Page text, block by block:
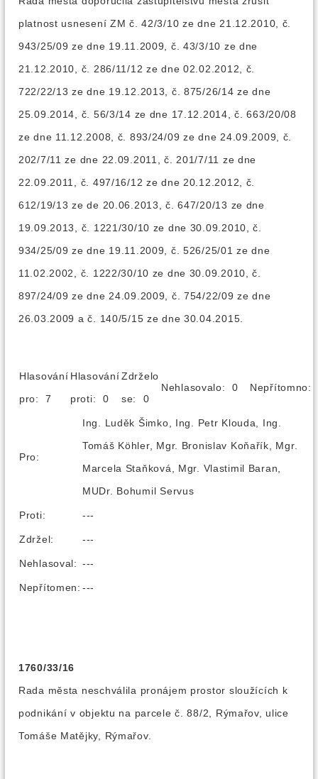
platnost usnesení ZM č. 42/3/10 ze dne 21.12.2010, č.
943/25/09 ze dne 19.11.2009, č. 43/3/10 ze dne
21.12.2010, č. 286/11/12 ze dne 02.02.2012, č.
722/22/13 ze dne 19.12.2013, č. 875/26/14 ze dne
25.09.2014, č. 56/3/14 ze dne 17.12.2014, č. 663/20/08
ze dne 11.12.2008, č. 893/24/09 ze dne 24.09.2009, č.
202/7/11 ze dne 22.09.2011, č. 201/7/11 ze dne
22.09.2011, č. 497/16/12 ze dne 20.12.2012, č.
612/19/13 ze de 20.06.2013, č. 647/20/13 ze dne
19.09.2013, č. 1221/30/10 ze dne 30.09.2010, č.
934/25/09 ze dne 19.11.2009, č. 526/25/01 ze dne
11.02.2002, č. 1222/30/10 ze dne 30.09.2010, č.
897/24/09 ze dne 24.09.2009, č. 754/22/09 ze dne
26.03.2009 a č. 140/5/15 ze dne 30.04.2015.
Hlasování
pro: 7
Hlasování
proti: 0
Zdrželo
se: 0
Nehlasovalo: 0
Pro:
Ing. Luděk Šimko, Ing. Petr Klouda, Ing.
Tomáš Köhler, Mgr. Bronislav Koňařík, Mgr.
Marcela Staňková, Mgr. Vlastimil Baran,
MUDr. Bohumil Servus
Proti: ---
Zdržel: ---
Nehlasoval: ---
Nepřítomen: ---
1760/33/16
Rada města neschválila pronájem prostor sloužících k
podnikání v objektu na parcele č. 88/2, Rýmařov, ulice
Tomáše Matějky, Rýmařov.